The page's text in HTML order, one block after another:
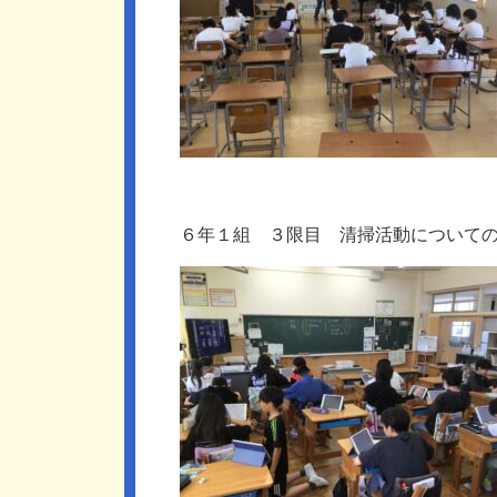
６年１組 ３限目 清掃活動について